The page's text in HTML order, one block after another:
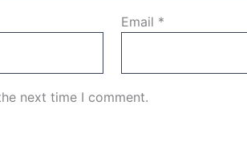
Email *
next time I comment.